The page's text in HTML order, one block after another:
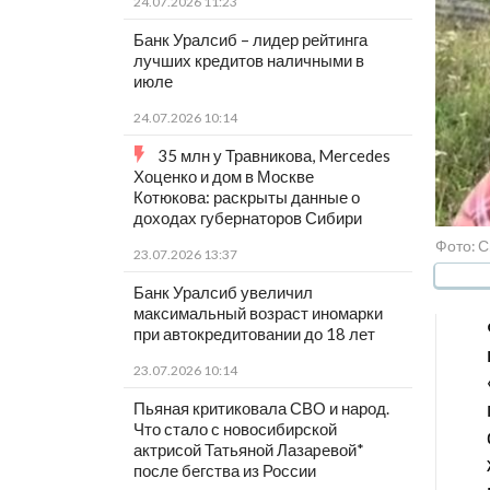
Банк Уралсиб – лидер рейтинга
лучших кредитов наличными в
июле
24.07.2026 10:14
35 млн у Травникова, Mercedes
Хоценко и дом в Москве
Котюкова: раскрыты данные о
доходах губернаторов Сибири
23.07.2026 13:37
Банк Уралсиб увеличил
максимальный возраст иномарки
при автокредитовании до 18 лет
23.07.2026 10:14
Пьяная критиковала СВО и народ.
Что стало с новосибирской
актрисой Татьяной Лазаpевой*
после бегства из России
Фото: